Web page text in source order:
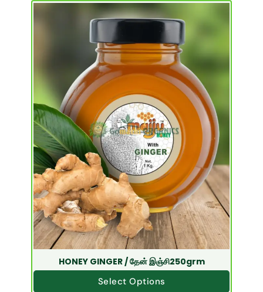
HONEY GINGER / தேன் இஞ்சி250grm
Select Options